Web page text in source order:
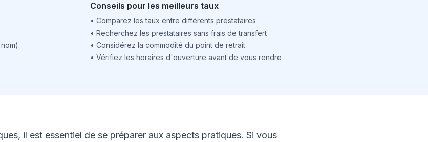
Conseils pour les meilleurs taux
• Comparez les taux entre différents prestataires
• Recherchez les prestataires sans frais de transfert
• Considérez la commodité du point de retrait
• Vérifiez les horaires d'ouverture avant de vous rendre
il est essentiel de se préparer aux aspects pratiques. Si vous